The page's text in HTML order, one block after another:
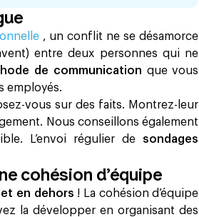
, un conflit ne se désamorce
entre deux personnes qui ne
de communication que vous
employés.
vous sur des faits. Montrez-leur
Nous conseillons également
L’envoi régulier de sondages
cohésion d’équipe
en dehors ! La cohésion d’équipe
la développer en organisant des